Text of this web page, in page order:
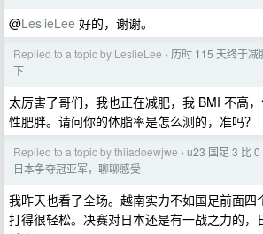
@LeslieLee 好的，谢谢。
Replied to a topic by LeslieLee › 历时 115 天终于
下
太厉害了哥们，我也正在减肥，我 BMI 不高
性肥胖。请问你的体脂率是怎么测的，准吗？
Replied to a topic by thiiadoewjwe › u23 国足 3 比
日本争夺冠亚军，聊聊感受
我昨天也看了全场。越南实力不如国足前面四
打得很轻松。决赛对日本还是有一战之力的，